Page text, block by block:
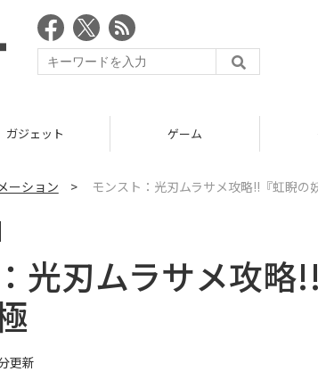
ガジェット ゲーム
ーション > モンスト：光刃ムラサメ攻略!!『虹睨の
光刃ムラサメ攻
更新